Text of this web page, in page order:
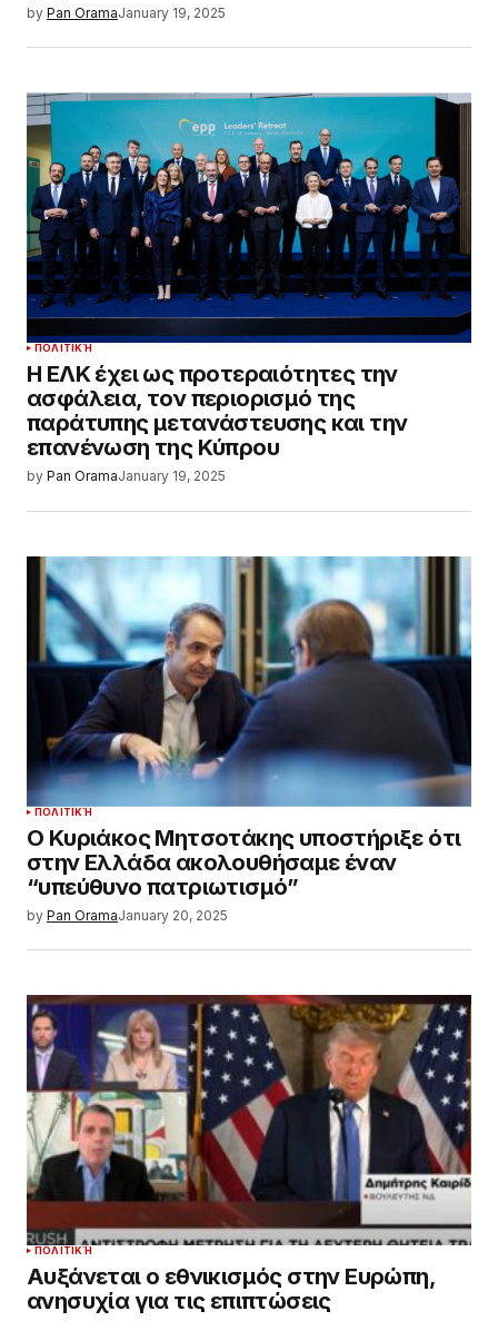
by Pan OramaJanuary 19, 2025
ΠΟΛΙΤΙΚΉ
Η ΕΛΚ έχει ως προτεραιότητες την
ασφάλεια, τον περιορισμό της
παράτυπης μετανάστευσης και την
επανένωση της Κύπρου
by Pan OramaJanuary 19, 2025
ΠΟΛΙΤΙΚΉ
Ο Κυριάκος Μητσοτάκης υποστήριξε ότι
στην Ελλάδα ακολουθήσαμε έναν
“υπεύθυνο πατριωτισμό”
by Pan OramaJanuary 20, 2025
ΠΟΛΙΤΙΚΉ
Αυξάνεται ο εθνικισμός στην Ευρώπη,
ανησυχία για τις επιπτώσεις